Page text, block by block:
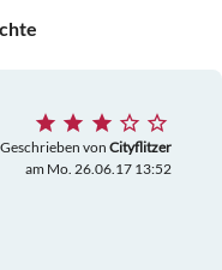
Geschrieben von Cityflitzer
am Mo. 26.06.17 13:52